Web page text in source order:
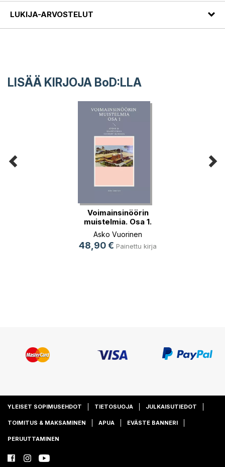
LUKIJA-ARVOSTELUT
LISÄÄ KIRJOJA BoD:LLA
Voimainsinöörin
muistelmia. Osa 1.
Asko Vuorinen
48,90 € Painettu kirja
YLEISET SOPIMUSEHDOT TIETOSUOJA JULKAISUTIEDOT
TOIMITUS & MAKSAMINEN APUA EVÄSTE BANNERI
PERUUTTAMINEN